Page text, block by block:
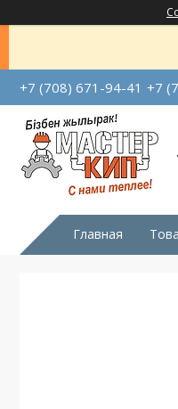
+7 (708) 671-94-41 +7
Главная